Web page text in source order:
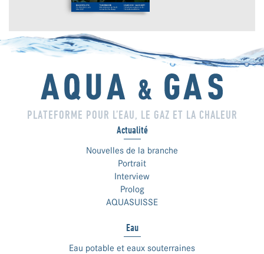
PLATEFORME POUR L’EAU, LE GAZ ET LA CHALEUR
Actualité
Nouvelles de la branche
Portrait
Interview
Prolog
AQUASUISSE
Eau
Eau potable et eaux souterraines